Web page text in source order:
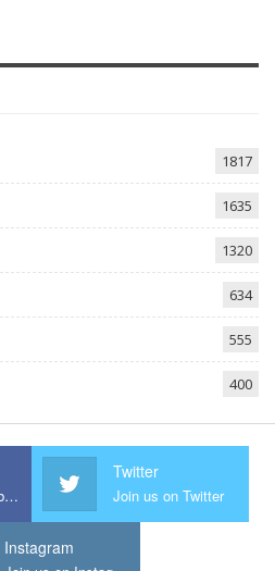
1817
1635
1320
634
555
400
Join us on Facebook
Twitter
Join us on Twitter
Instagram